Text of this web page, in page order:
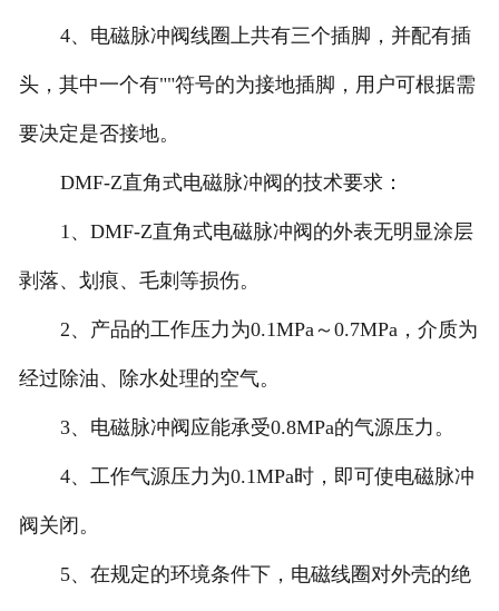
4、电磁脉冲阀线圈上共有三个插脚，并配有插
头，其中一个有""符号的为接地插脚，用户可根据需
要决定是否接地。
DMF-Z直角式电磁脉冲阀的技术要求：
1、DMF-Z直角式电磁脉冲阀的外表无明显涂层
剥落、划痕、毛刺等损伤。
2、产品的工作压力为0.1MPa～0.7MPa，介质为
经过除油、除水处理的空气。
3、电磁脉冲阀应能承受0.8MPa的气源压力。
4、工作气源压力为0.1MPa时，即可使电磁脉冲
阀关闭。
5、在规定的环境条件下，电磁线圈对外壳的绝